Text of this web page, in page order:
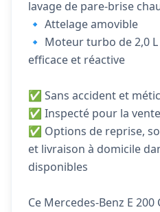
lavage de pare-brise
🔹 Attelage amovible
🔹 Moteur turbo de 2,0
efficace et réactive
✅ Sans accident et
✅ Inspecté pour la
✅ Options de reprise,
et livraison à domicile
disponibles
Ce Mercedes-Benz E